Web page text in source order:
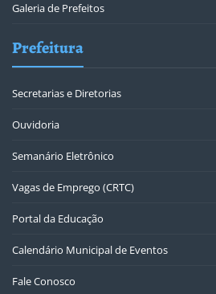
Galeria de Prefeitos
Prefeitura
Secretarias e Diretorias
Ouvidoria
Semanário Eletrônico
Vagas de Emprego (CRTC)
Portal da Educação
Calendário Municipal de Eventos
Fale Conosco